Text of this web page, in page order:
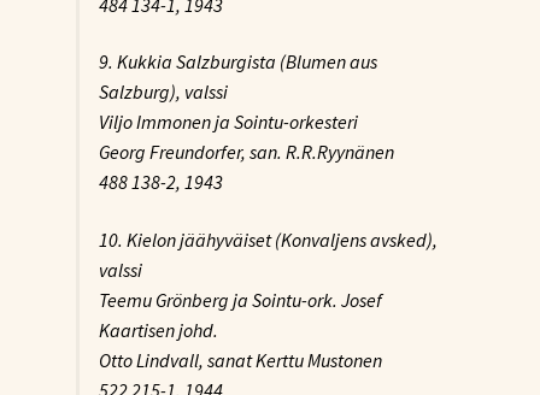
9. Kukkia Salzburgista (Blumen aus
Salzburg), valssi
Viljo Immonen ja Sointu-orkesteri
Georg Freundorfer, san. R.R.Ryynänen
488 138-2, 1943
10. Kielon jäähyväiset (Konvaljens avsked),
valssi
Teemu Grönberg ja Sointu-ork. Josef
Kaartisen johd.
Otto Lindvall, sanat Kerttu Mustonen
522 215-1, 1944